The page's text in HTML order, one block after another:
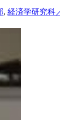
, 経済学研究科